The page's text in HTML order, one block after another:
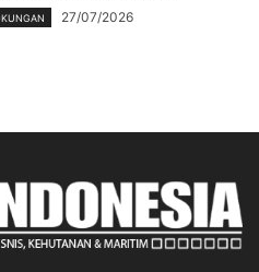
27/07/2026